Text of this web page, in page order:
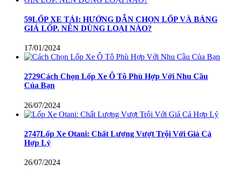
59LỐP XE TẢI: HƯỚNG DẪN CHỌN LỐP VÀ BẢNG
GIÁ LỐP. NÊN DÙNG LOẠI NÀO?
17/01/2024
2729Cách Chọn Lốp Xe Ô Tô Phù Hợp Với Nhu Cầu
Của Bạn
26/07/2024
2747Lốp Xe Otani: Chất Lượng Vượt Trội Với Giá Cả
Hợp Lý
26/07/2024